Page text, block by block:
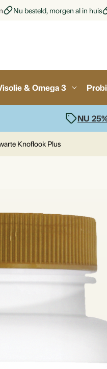
Nu besteld, morgen al in huis
& Omega 3
NU
Knoflook Plus